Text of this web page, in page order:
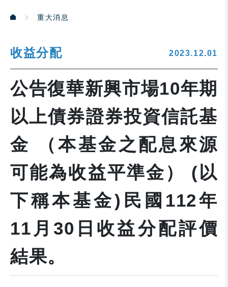
重大消息
收益分配 2023.12.01
公告復華新興市場10年期
以上債券證券投資信託基
金 （本基金之配息來源
可能為收益平準金） (以
下稱本基金)民國112年
11月30日收益分配評價
結果。